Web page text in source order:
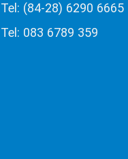
Tel: (84-28) 6290 6665
Tel: 083 6789 359